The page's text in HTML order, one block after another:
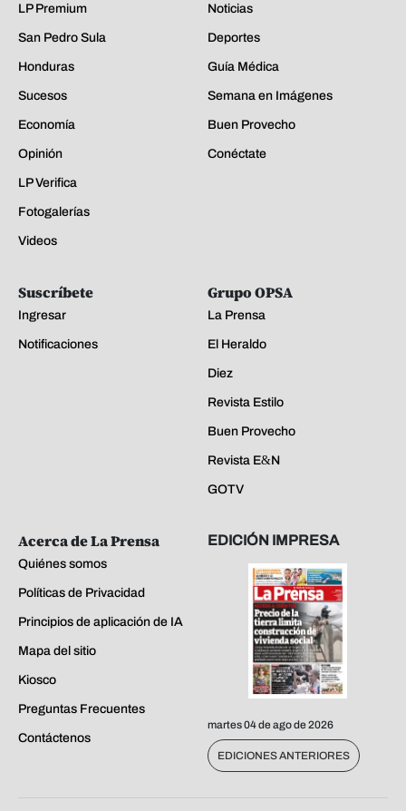
LP Premium
San Pedro Sula
Honduras
Sucesos
Economía
Opinión
LP Verifica
Fotogalerías
Videos
Noticias
Deportes
Guía Médica
Semana en Imágenes
Buen Provecho
Conéctate
Suscríbete
Ingresar
Notificaciones
Grupo OPSA
La Prensa
El Heraldo
Diez
Revista Estilo
Buen Provecho
Revista E&N
GOTV
Acerca de La Prensa
Quiénes somos
Políticas de Privacidad
Principios de aplicación de IA
Mapa del sitio
Kiosco
Preguntas Frecuentes
Contáctenos
EDICIÓN IMPRESA
martes 04 de ago de 2026
EDICIONES ANTERIORES